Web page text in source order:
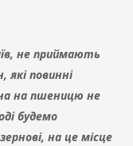
не приймають
повинні
на пшеницю не
будемо
на це місце